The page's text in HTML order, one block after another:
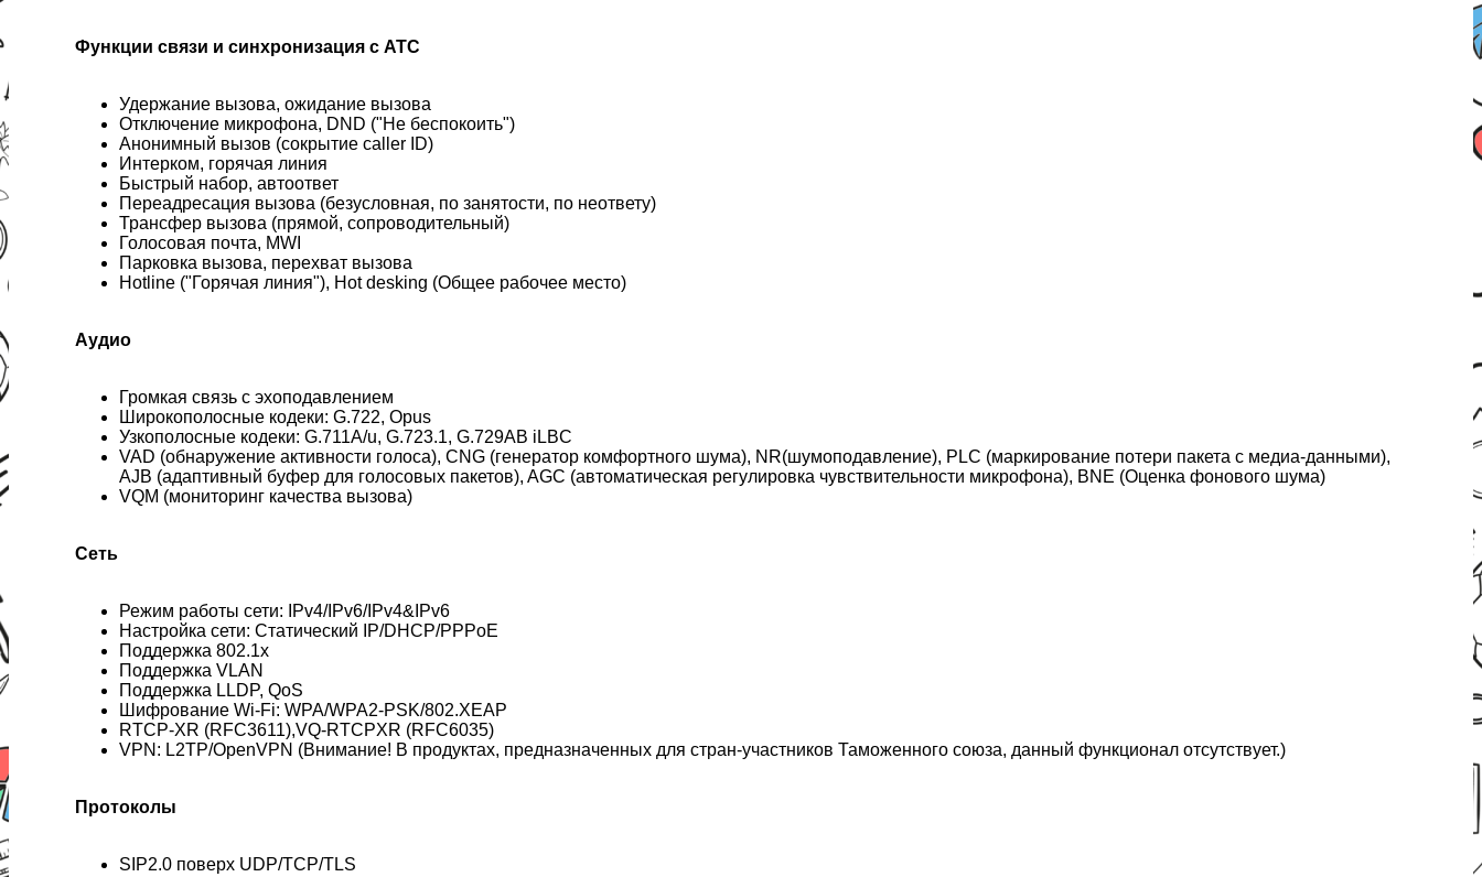
Функции связи и синхронизация с АТС
Удержание вызова, ожидание вызова
Отключение микрофона, DND ("Не беспокоить")
Анонимный вызов (сокрытие caller ID)
Интерком, горячая линия
Быстрый набор, автоответ
Переадресация вызова (безусловная, по занятости, по неответу)
Трансфер вызова (прямой, сопроводительный)
Голосовая почта, MWI
Парковка вызова, перехват вызова
Hotline ("Горячая линия"), Hot desking (Общее рабочее место)
Аудио
Громкая связь с эхоподавлением
Широкополосные кодеки: G.722, Opus
Узкополосные кодеки: G.711A/u, G.723.1, G.729AB iLBC
VAD (обнаружение активности голоса), CNG (генератор комфортного шума), NR(шумоподавление), PLC (маркирование потери пакета с медиа-данными),
AJB (адаптивный буфер для голосовых пакетов), AGC (автоматическая регулировка чувствительности микрофона), BNE (Оценка фонового шума)
VQM (мониторинг качества вызова)
Сеть
Режим работы сети: IPv4/IPv6/IPv4&IPv6
Настройка сети: Статический IP/DHCP/PPPoE
Поддержка 802.1x
Поддержка VLAN
Поддержка LLDP, QoS
Шифрование Wi-Fi: WPA/WPA2-PSK/802.XEAP
RTCP-XR (RFC3611),VQ-RTCPXR (RFC6035)
VPN: L2TP/OpenVPN (Внимание! В продуктах, предназначенных для стран-участников Таможенного союза, данный функционал отсутствует.)
Протоколы
SIP2.0 поверх UDP/TCP/TLS